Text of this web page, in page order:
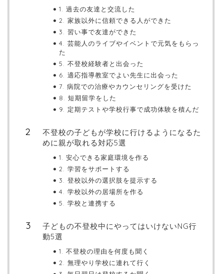
1. 過去の友達と交流した
2. 家族以外に信頼できる人ができた
3. 習い事で友達ができた
4. 芸能人のライブやイベントで元気をもらっ
た
5. 不登校経験者と出会った
6. 適応指導教室でよい先生に出会った
7. 病院での治療やカウンセリングを受けた
8. 短期留学をした
9. 定期テストや学校行事で成功体験を積んだ
不登校の子どもが学校に行けるようになるた
めに親が取れる対応5選
1. 安心できる家庭環境を作る
2. 学習をサポートする
3. 登校以外の選択肢を提示する
4. 学校以外の居場所を作る
5. 学校と連携する
子どもの不登校中にやってはいけないNG行
動5選
1. 不登校の理由を何度も聞く
2. 無理やり学校に連れて行く